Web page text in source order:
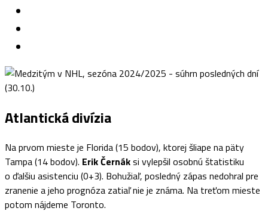
Atlantická divízia
Na prvom mieste je Florida (15 bodov), ktorej šliape na päty
Tampa (14 bodov). Erik Černáksi vylepšil osobnú štatistiku
o ďalšiu asistenciu (0+3). Bohužiaľ, posledný zápas nedohral pre
zranenie a jeho prognóza zatiaľ nie je známa. Na treťom mieste
potom nájdeme Toronto.